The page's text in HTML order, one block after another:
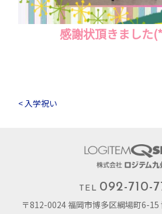
感謝状頂きました
< 入学祝い
TEL 092-710-
〒812-0024 福岡市博多区綱場町6-